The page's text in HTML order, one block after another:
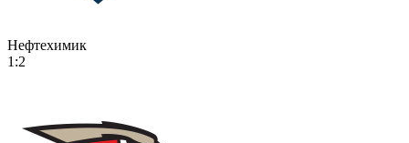
Нефтехимик
1:2